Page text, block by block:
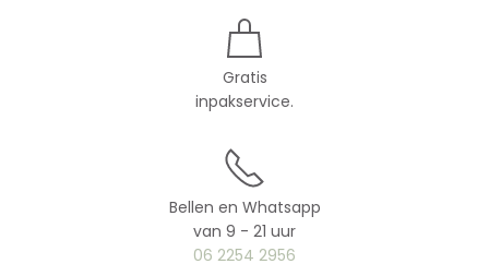
Gratis
inpakservice.
Bellen en Whatsapp
van 9 - 21 uur
06 2254 2956